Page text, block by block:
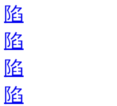
陷
陷
陷
陷